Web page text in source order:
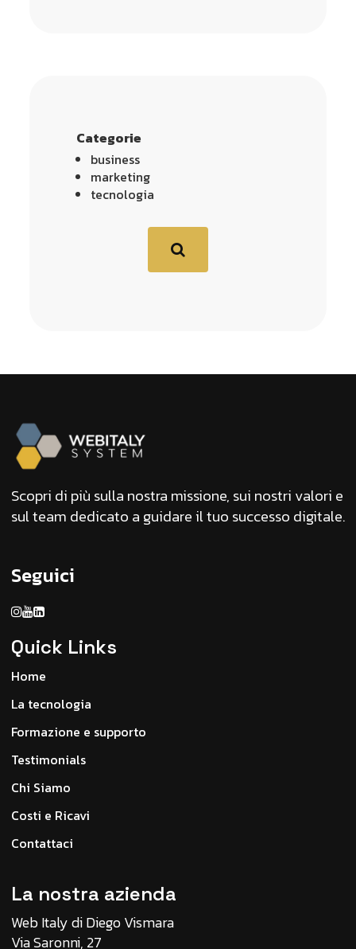
Categorie
business
marketing
tecnologia
Scopri di più sulla nostra missione, sui nostri valori e
sul team dedicato a guidare il tuo successo digitale.
Seguici
Quick Links
Home
La tecnologia
Formazione e supporto
Testimonials
Chi Siamo
Costi e Ricavi
Contattaci
La nostra azienda
Web Italy di Diego Vismara
Via Saronni, 27